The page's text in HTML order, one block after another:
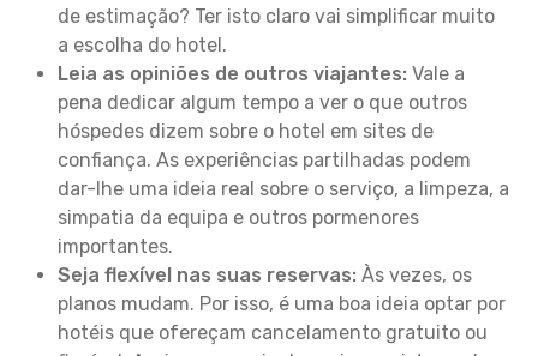
de estimação? Ter isto claro vai simplificar muito
a escolha do hotel.
Leia as opiniões de outros viajantes: Vale a
pena dedicar algum tempo a ver o que outros
hóspedes dizem sobre o hotel em sites de
confiança. As experiências partilhadas podem
dar-lhe uma ideia real sobre o serviço, a limpeza, a
simpatia da equipa e outros pormenores
importantes.
Seja flexível nas suas reservas: Às vezes, os
planos mudam. Por isso, é uma boa ideia optar por
hotéis que ofereçam cancelamento gratuito ou